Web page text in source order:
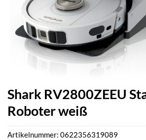
Shark RV2800ZEEU
Roboter weiß
Artikelnummer: 0622356319089